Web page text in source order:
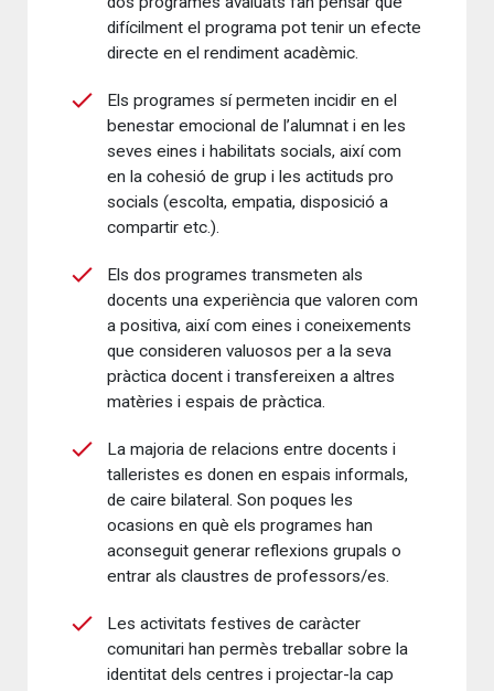
difícilment el programa pot tenir un efecte
directe en el rendiment acadèmic.
Els programes sí permeten incidir en el
benestar emocional de l’alumnat i en les
seves eines i habilitats socials, així com
en la cohesió de grup i les actituds pro
socials (escolta, empatia, disposició a
compartir etc.).
Els dos programes transmeten als
docents una experiència que valoren com
a positiva, així com eines i coneixements
que consideren valuosos per a la seva
pràctica docent i transfereixen a altres
matèries i espais de pràctica.
La majoria de relacions entre docents i
talleristes es donen en espais informals,
de caire bilateral. Son poques les
ocasions en què els programes han
aconseguit generar reflexions grupals o
entrar als claustres de professors/es.
Les activitats festives de caràcter
comunitari han permès treballar sobre la
identitat dels centres i projectar-la cap